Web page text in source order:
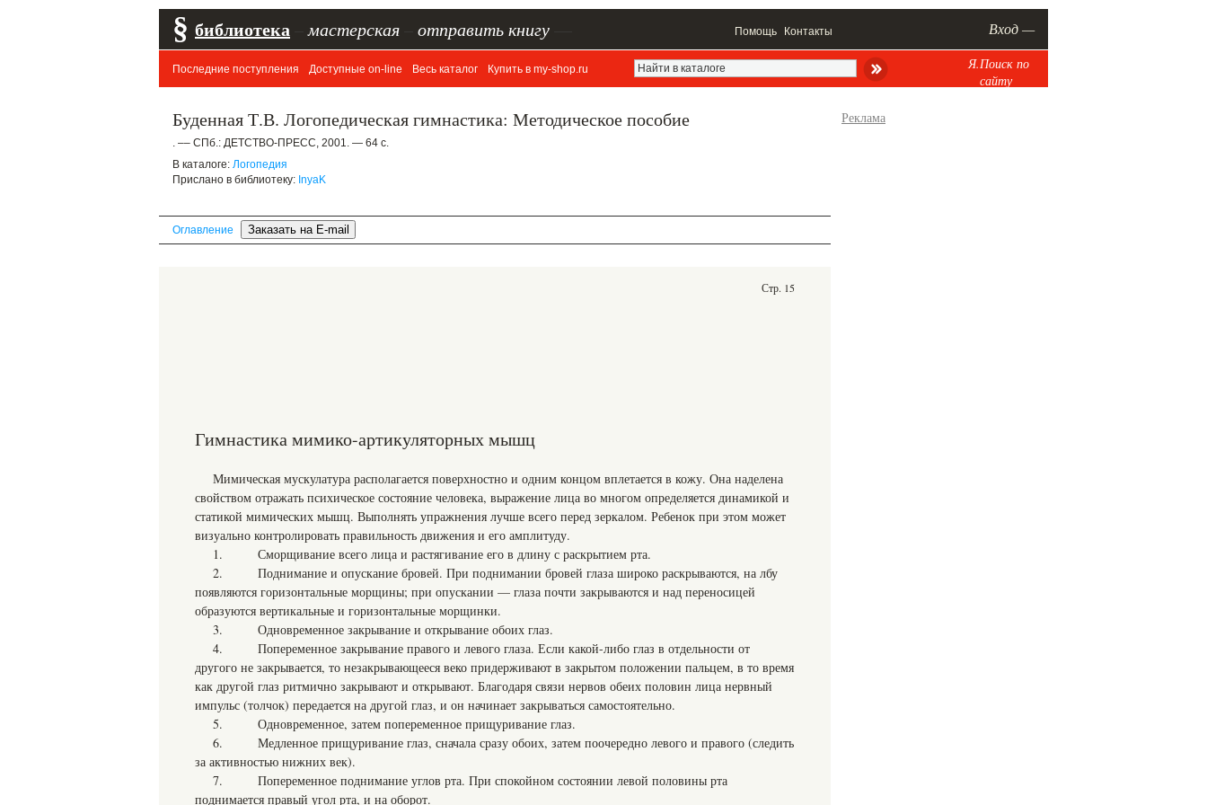
§ библиотека мастерская отправить книгу Помощь Контакты Вход —
Последние поступления Доступные on-line Весь каталог Купить в my-shop.ru
Я.Поиск по
сайту
Буденная Т.В. Логопедическая гимнастика: Методическое пособие
. –– СПб.: ДЕТСТВО-ПРЕСС, 2001. — 64 с.
В каталоге: Логопедия
Прислано в библиотеку: InyaK
Оглавление
Стр. 15
Гимнастика мимико-артикуляторных мышц
Мимическая мускулатура располагается поверхностно и одним концом вплетается в кожу. Она наделена
свойством отражать психическое состояние человека, выражение лица во многом определяется динамикой и
статикой мимических мышц. Выполнять упражнения лучше всего перед зеркалом. Ребенок при этом может
визуально контролировать правильность движения и его амплитуду.
1. Сморщивание всего лица и растягивание его в длину с раскрытием рта.
2. Поднимание и опускание бровей. При поднимании бровей глаза широко раскрываются, на лбу
появляются горизонтальные морщины; при опускании — глаза почти закрываются и над переносицей
образуются вертикальные и горизонтальные морщинки.
3. Одновременное закрывание и открывание обоих глаз.
4. Попеременное закрывание правого и левого глаза. Если какой-либо глаз в отдельности от
другого не закрывается, то незакрывающееся веко придерживают в закрытом положении пальцем, в то время
как другой глаз ритмично закрывают и открывают. Благодаря связи нервов обеих половин лица нервный
импульс (толчок) передается на другой глаз, и он начинает закрываться самостоятельно.
5. Одновременное, затем попеременное прищуривание глаз.
6. Медленное прищуривание глаз, сначала сразу обоих, затем поочередно левого и правого (следить
за активностью нижних век).
7. Попеременное поднимание углов рта. При спокойном состоянии левой половины рта
поднимается правый угол рта, и на оборот.
Реклама